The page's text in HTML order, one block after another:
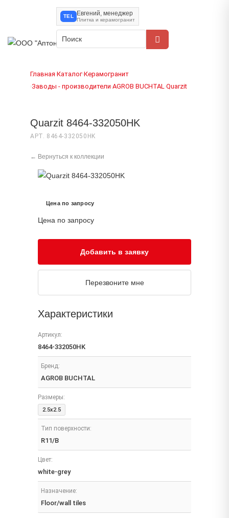
TEL Евгений, менеджер
Плитка и керамогранит
Главная›Каталог›Керамогранит
›Заводы - производители›AGROB BUCHTAL›Quarzit
Quarzit 8464-332050HK
АРТ. 8464-332050HK
← Вернуться к коллекции
Цена по запросу
Цена по запросу
Добавить в заявку
Перезвоните мне
Характеристики
Артикул:
8464-332050HK
Бренд:
AGROB BUCHTAL
Размеры:
2.5x2.5
Тип поверхности:
R11/B
Цвет:
white-grey
Назначение:
Floor/wall tiles